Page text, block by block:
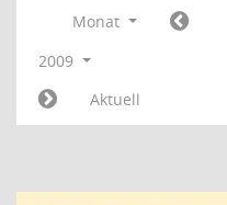
Monat
2009
Aktuell